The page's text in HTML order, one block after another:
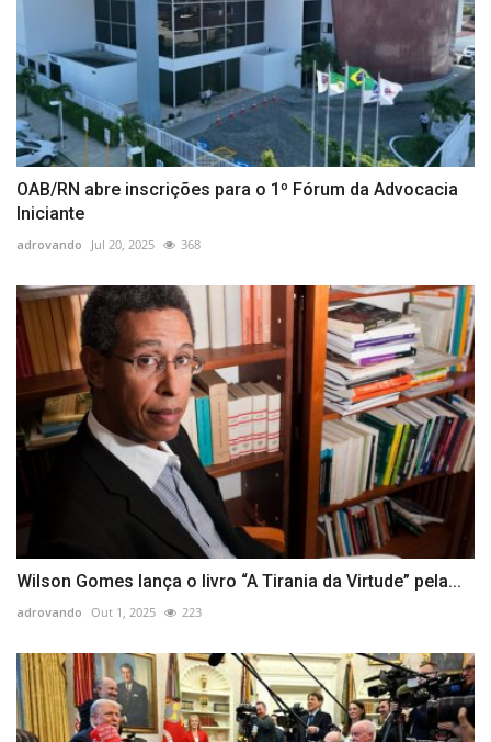
OAB/RN abre inscrições para o 1º Fórum da Advocacia
Iniciante
adrovando Jul 20, 2025 368
Wilson Gomes lança o livro “A Tirania da Virtude” pela...
adrovando Out 1, 2025 223